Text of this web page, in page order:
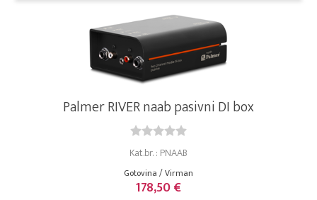
Palmer RIVER naab pasivni DI box
Kat.br. : PNAAB
Gotovina / Virman
178,50 €